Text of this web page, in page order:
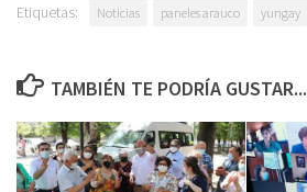
Etiquetas: Noticias paneles arauco yungay
TAMBIÉN TE PODRÍA GUSTAR...